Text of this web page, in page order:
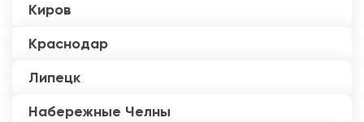
Киров
Краснодар
Липецк
Набережные Челны